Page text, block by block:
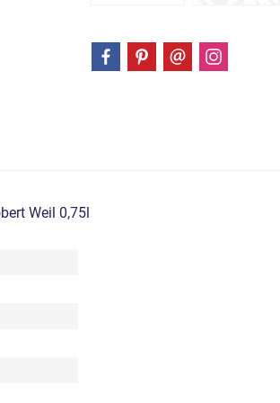
Weil 0,75l